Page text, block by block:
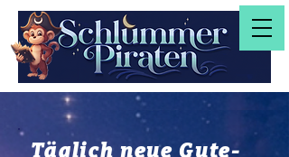
Täglich neue Gute-